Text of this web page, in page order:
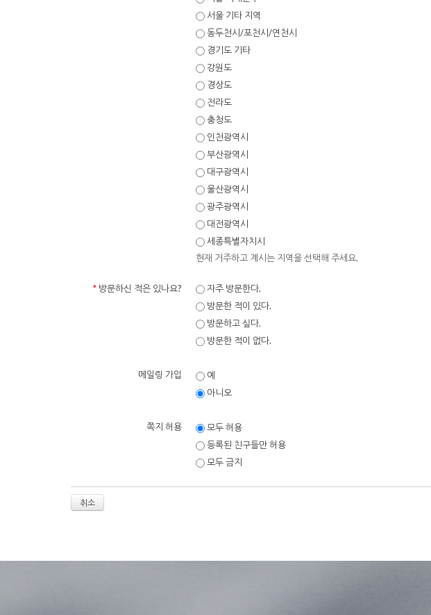
서울 기타 지역
동두천시/포천시/연천시
경기도 기타
강원도
경상도
전라도
충청도
인천광역시
부산광역시
대구광역시
울산광역시
광주광역시
대전광역시
세종특별자치시
현재 거주하고 계시는 지역을 선택해 주세요.
* 방문하신 적은 있나요?
자주 방문한다.
방문한 적이 있다.
방문하고 싶다.
방문한 적이 없다.
메일링 가입
예
아니오
쪽지 허용
모두 허용
등록된 친구들만 허용
모두 금지
취소